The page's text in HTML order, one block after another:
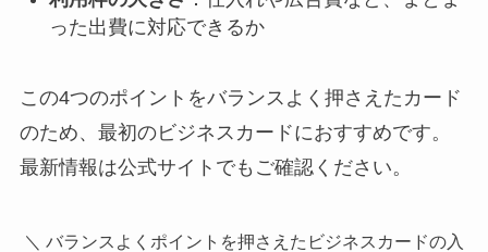
った出費に対応できるか
この4つのポイントをバランスよく押さえたカード
のため、最初のビジネスカードにおすすめです。
最新情報は公式サイトでもご確認ください。
＼ バランスよくポイントを押さえたビジネスカードの入